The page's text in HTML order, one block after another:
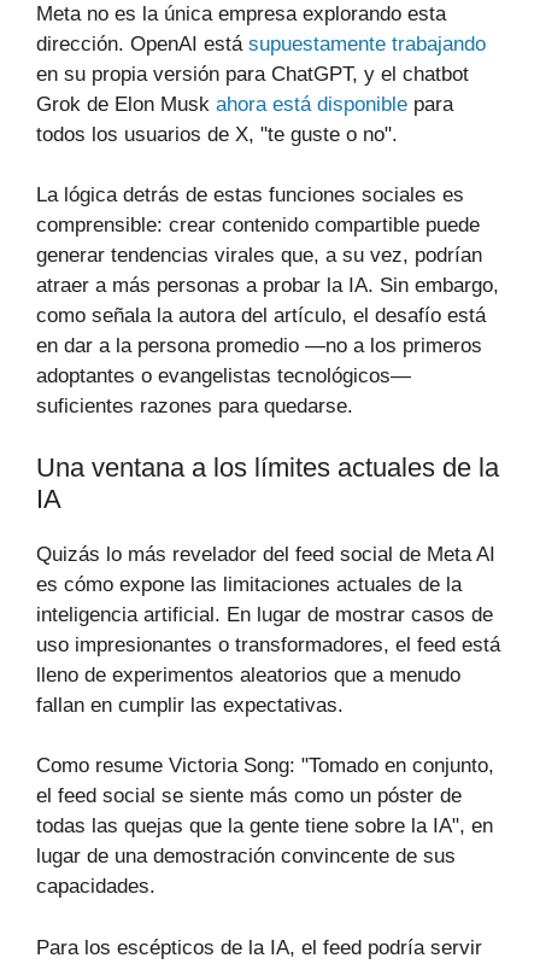
Meta no es la única empresa explorando esta
dirección. OpenAI está supuestamente trabajando
en su propia versión para ChatGPT, y el chatbot
Grok de Elon Musk ahora está disponible para
todos los usuarios de X, "te guste o no".
La lógica detrás de estas funciones sociales es
comprensible: crear contenido compartible puede
generar tendencias virales que, a su vez, podrían
atraer a más personas a probar la IA. Sin embargo,
como señala la autora del artículo, el desafío está
en dar a la persona promedio —no a los primeros
adoptantes o evangelistas tecnológicos—
suficientes razones para quedarse.
Una ventana a los límites actuales de la
IA
Quizás lo más revelador del feed social de Meta AI
es cómo expone las limitaciones actuales de la
inteligencia artificial. En lugar de mostrar casos de
uso impresionantes o transformadores, el feed está
lleno de experimentos aleatorios que a menudo
fallan en cumplir las expectativas.
Como resume Victoria Song: "Tomado en conjunto,
el feed social se siente más como un póster de
todas las quejas que la gente tiene sobre la IA", en
lugar de una demostración convincente de sus
capacidades.
Para los escépticos de la IA, el feed podría servir